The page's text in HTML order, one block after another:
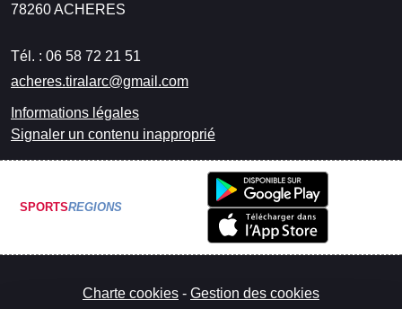
78260ACHERES
Tél. : 06 58 72 21 51
acheres.tiralarc@gmail.com
Informations légales
Signaler un contenu inapproprié
SPORTSREGIONS
Charte cookies Gestion des cookies